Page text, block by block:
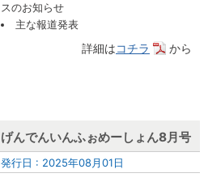
スのお知らせ
主な報道発表
詳細はコチラ から
げんでんいんふぉめーしょん8月号
発行日 : 2025年08月01日